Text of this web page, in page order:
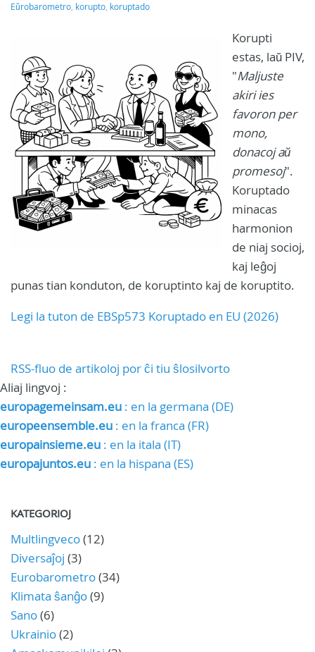
Eŭrobarometro korupto koruptado
Korupti
estas, laŭ PIV,
"Maljuste
akiri ies
favoron per
mono,
donacoj aŭ
promesoj".
Koruptado
minacas
harmonion
de niaj socioj,
kaj leĝoj
punas tian konduton, de koruptinto kaj de koruptito.
Legi la tuton de EBSp573 Koruptado en EU (2026)
RSS-fluo de artikoloj por ĉi tiu ŝlosilvorto
Aliaj lingvoj :
europagemeinsam.eu : en la germana (DE)
europeensemble.eu : en la franca (FR)
europainsieme.eu : en la itala (IT)
europajuntos.eu : en la hispana (ES)
KATEGORIOJ
Multlingveco(12)
Diversaĵoj (3)
Eurobarometro(34)
Klimata ŝanĝo(9)
Sano(6)
Ukrainio(2)